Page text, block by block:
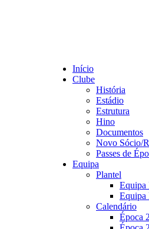
Início
Clube
História
Estádio
Estrutura
Hino
Documentos
Novo Sócio/
Passes de
Equipa
Plantel
Equipa
Equipa
Calendário
Época